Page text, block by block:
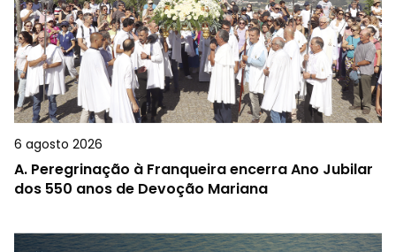
6 agosto 2026
A. Peregrinação à Franqueira encerra Ano Jubilar
dos 550 anos de Devoção Mariana